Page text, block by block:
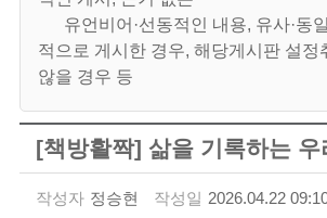
유언비어·선동적인 내용, 유사·동
적으로 게시한 경우, 해당게시판 설정
않을 경우 등
[책방활짝] 삶을 기록하는 우
작성자 정승현 작성일 2026.04.22